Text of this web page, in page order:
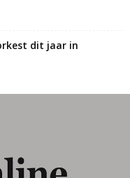
dit jaar in